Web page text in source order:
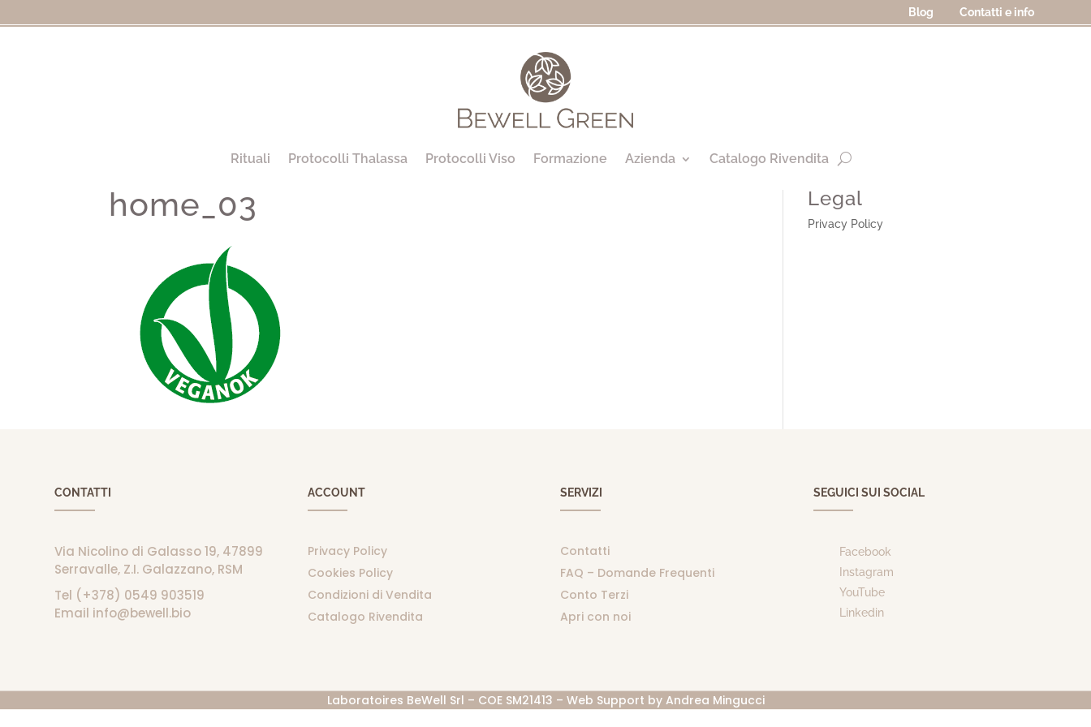
Blog Contatti e info
Rituali Protocolli Thalassa Protocolli Viso Formazione Azienda Catalogo Rivendita
home_03 Legal
Privacy Policy
CONTATTI
Via Nicolino di Galasso 19, 47899
Serravalle, Z.I. Galazzano, RSM
Tel (+378) 0549 903519
Email info@bewell.bio
ACCOUNT
Privacy Policy
Cookies Policy
Condizioni di Vendita
Catalogo Rivendita
SERVIZI
Contatti
FAQ – Domande Frequenti
Conto Terzi
Apri con noi
SEGUICI SUI SOCIAL
Facebook
Instagram
YouTube
Linkedin
Laboratoires BeWell Srl – COE SM21413 – Web Support by Andrea Mingucci